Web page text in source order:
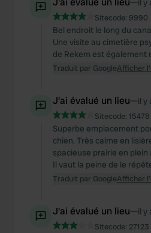
il y
Sitecode: 9990
Bel endroit le long du
Une visite au cimetière
de Rekem est également
Traduit par GoogleAfficher
J'ai évalué un lieu—il y
Sitecode: 15478
Superbe emplacement
chien. Très calme en
spacieuse prairie en plein
Il vaut la peine de le
Traduit par GoogleAfficher
J'ai évalué un lieu—il y
Sitecode: 27123